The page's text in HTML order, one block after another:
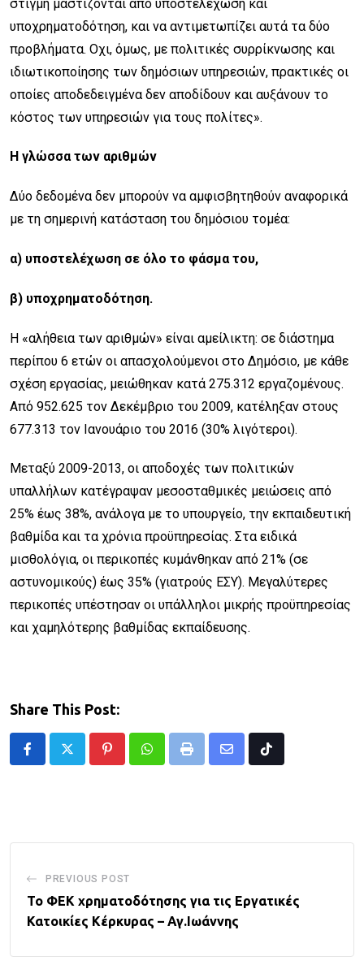
στιγμή μαστίζονται από υποστελέχωση και
υποχρηματοδότηση, και να αντιμετωπίζει αυτά τα δύο
προβλήματα. Οχι, όμως, με πολιτικές συρρίκνωσης και
ιδιωτικοποίησης των δημόσιων υπηρεσιών, πρακτικές οι
οποίες αποδεδειγμένα δεν αποδίδουν και αυξάνουν το
κόστος των υπηρεσιών για τους πολίτες».
Η γλώσσα των αριθμών
Δύο δεδομένα δεν μπορούν να αμφισβητηθούν αναφορικά
με τη σημερινή κατάσταση του δημόσιου τομέα:
α) υποστελέχωση σε όλο το φάσμα του,
β) υποχρηματοδότηση.
Η «αλήθεια των αριθμών» είναι αμείλικτη: σε διάστημα
περίπου 6 ετών οι απασχολούμενοι στο Δημόσιο, με κάθε
σχέση εργασίας, μειώθηκαν κατά 275.312 εργαζομένους.
Από 952.625 τον Δεκέμβριο του 2009, κατέληξαν στους
677.313 τον Ιανουάριο του 2016 (30% λιγότεροι).
Μεταξύ 2009-2013, οι αποδοχές των πολιτικών
υπαλλήλων κατέγραψαν μεσοσταθμικές μειώσεις από
25% έως 38%, ανάλογα με το υπουργείο, την εκπαιδευτική
βαθμίδα και τα χρόνια προϋπηρεσίας. Στα ειδικά
μισθολόγια, οι περικοπές κυμάνθηκαν από 21% (σε
αστυνομικούς) έως 35% (γιατρούς ΕΣΥ). Μεγαλύτερες
περικοπές υπέστησαν οι υπάλληλοι μικρής προϋπηρεσίας
και χαμηλότερης βαθμίδας εκπαίδευσης.
Share This Post:
PinterestWhatsappPrint
Share
Tiktok
PREVIOUS POST
Το ΦΕΚ χρηματοδότησης για τις Εργατικές
Κατοικίες Κέρκυρας – Αγ.Ιωάννης